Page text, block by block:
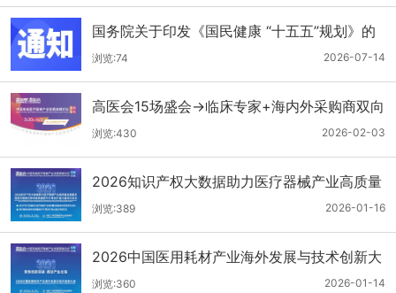
国务院关于印发《国民健康 “十五五”规划》的
通知
2026-07-14
浏览:74
高医会15场盛会→临床专家+海内外采购商双向
对接
2026-02-03
浏览:430
2026知识产权大数据助力医疗器械产业高质量
发展服务暨医疗器械注册申报质量提升与'零发
补'能力建设交流会
2026-01-16
浏览:389
2026中国医用耗材产业海外发展与技术创新大
会
2026-01-14
浏览:360